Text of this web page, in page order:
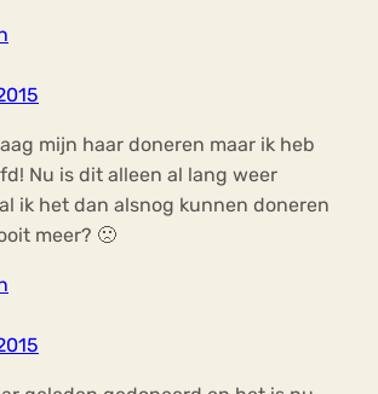
mijn haar doneren maar ik heb
Nu is dit alleen al lang weer
ik het dan alsnog kunnen doneren
meer? 🙁